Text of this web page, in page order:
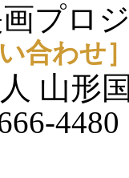
プロ
合わせ
山形
666-